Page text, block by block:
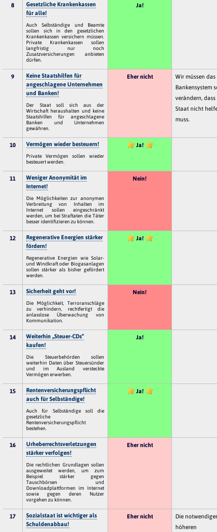
8
Gesetzliche Krankenkassen
für alle!
Auch Selbständige und Beamte
sollen sich in den gesetzlichen
Krankenkassen versichern müssen.
Private Krankenkassen sollen
langfristig nur noch
Zusatzversicherungen anbieten
dürfen.
Ja!
9
Keine Staatshilfen für
angeschlagene Unternehmen
und Banken!
Der Staat soll sich aus der
Wirtschaft heraushalten und keine
Staatshilfen für angeschlagene
Banken und Unternehmen
gewähren.
Eher nicht
Wir müssen das
Bankensystem
verändern, dass
Staat nicht
muss.
10 Vermögen wieder besteuern!
Private Vermögen sollen wieder
besteuert werden.
Ja!
11
Weniger Anonymität im
Internet!
Die Möglichkeiten zur anonymen
Verbreitung von Inhalten im
Internet sollen eingeschränkt
werden, um bei Straftaten die Täter
besser identifizieren zu können.
Nein!
12
Regenerative Energien stärker
fördern!
Regenerative Energien wie Solar-
und Windkraft oder Biogasanlagen
sollen stärker als bisher gefördert
werden.
Ja!
13 Sicherheit geht vor!
Die Möglichkeit, Terroranschläge
zu verhindern, rechtfertigt die
anlasslose Überwachung von
Kommunikation.
Nein!
14
Weiterhin „Steuer-CDs“
kaufen!
Die Steuerbehörden sollen
weiterhin Daten über Steuersünder
und im Ausland versteckte
Vermögen erwerben.
Ja!
15
Rentenversicherungspflicht
auch für Selbständige!
Auch für Selbständige soll die
gesetzliche
Rentenversicherungspflicht
bestehen.
Ja!
16
Urheberrechtsverletzungen
stärker verfolgen!
Die rechtlichen Grundlagen sollen
ausgeweitet werden, um zum
Beispiel stärker gegen
Tauschbörsen und
Downloadplattformen im Internet
sowie gegen deren Nutzer
vorgehen zu können.
Eher nicht
17
Sozialstaat ist wichtiger als
Schuldenabbau!
Eher nicht
Die
höheren